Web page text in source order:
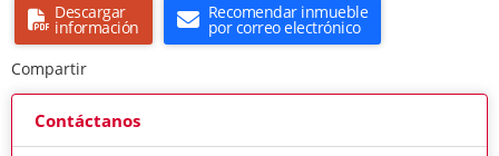
Descargar
información
Recomendar inmueble
por correo electrónico
Compartir
Contáctanos